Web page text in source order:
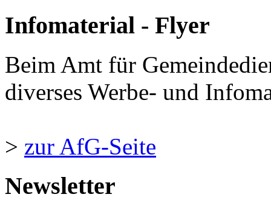
Infomaterial - Flyer
Beim Amt für
diverses Werbe- und
> zur AfG-Seite
Newsletter